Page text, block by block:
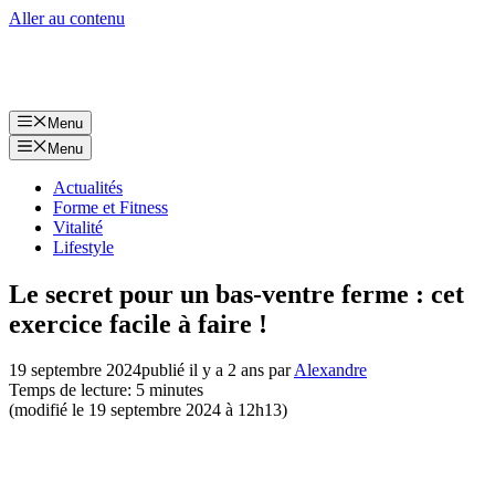
Aller au contenu
Menu
Menu
Actualités
Forme et Fitness
Vitalité
Lifestyle
Le secret pour un bas-ventre ferme : cet
exercice facile à faire !
19 septembre 2024publié il y a 2 ans parAlexandre
Temps de lecture: 5 minutes
(modifié le 19 septembre 2024 à 12h13)